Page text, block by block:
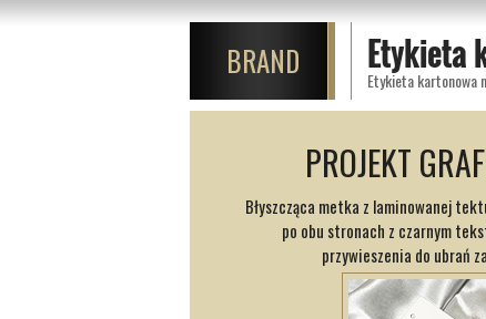
BRAND Etykieta
PROJEKT
Błyszcząca metka z laminowanej
po obu stronach z czarnym
przywieszenia do ubrań